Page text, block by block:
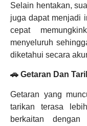
Selain hentakan,
juga dapat menjadi
cepat
menyeluruh
diketahui secara
🚗 Getaran Dan
Getaran yang
tarikan terasa
berkaitan